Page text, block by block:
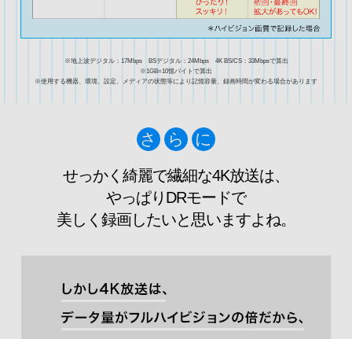
※地上波デジタル：17Mbps BSデジタル：24Mbps 4K BS/CS：33Mbpsで算出
※1GB=10憶バイトで算出
※使用する機器、環境、設定、メディアの状態等により記憶容量、録画時間が変わる場合があります
さ ら に
せっかく綺麗で繊細な4K放送は、
やっぱりDRモードで
美しく録画したいと思いますよね。